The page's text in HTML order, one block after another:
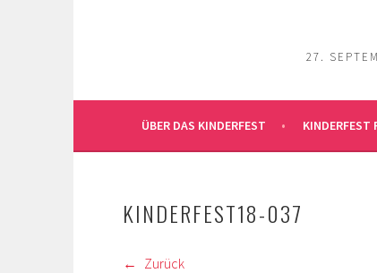
27.
ÜBER DAS KINDERFEST KINDERFEST
KINDERFEST18-037
Zurück